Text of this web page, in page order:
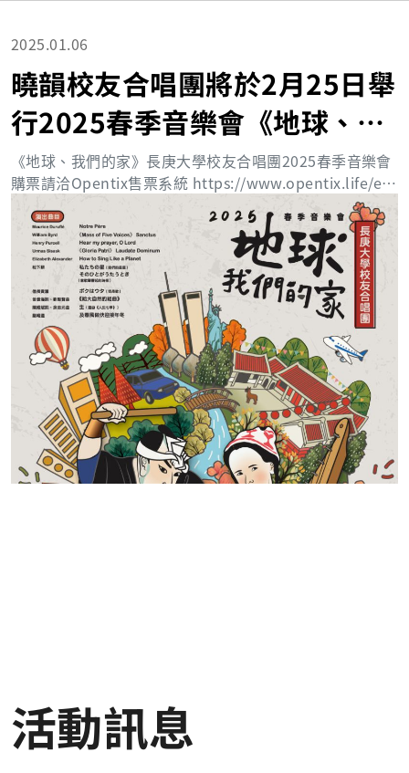
2025.01.06
曉韻校友合唱團將於2月25日舉
行2025春季音樂會《地球、我
們的家》現正售票中
《地球、我們的家》長庚大學校友合唱團2025春季音樂會
購票請洽Opentix售票系統 https://www.opentix.life/ev
ent/1868584084274032641 或私訊Facebook 粉絲專頁
https://www.facebook.com/cguac.2020 「行星運轉
間，持續創造著聲響」 「壯闊的、低沉的、奇特的聲響」
大地孕育所有的生命 默默承受一切 也乘載著人們的殷殷企
盼與情感 讓我們一齊歌唱，一同守護 地球、我們的家 ___
__________________________________ 【演出資
訊】 時間：2025.02.25 (二) 19:30開始 (19:00進場) 地
點：國家兩廳院演奏廳(台北市中正區中山南路21-1號B1)
演出／長庚大學校友合唱團 指揮／翁建民 鋼琴／蔡郁汶
視覺設計／洪閣勵 協辦／桃園市政府文化局 票價／400 60
0 800 ◎即日起至2025/1/24 前購票可享早鳥7折優惠 ◎
青年席位五折自由座優惠：享5折優惠，數量有限，售完為
止<請以至少100點文化幣(含)以上購買> _____________
________________________ 【演出曲目】 Maurice D
活動訊息